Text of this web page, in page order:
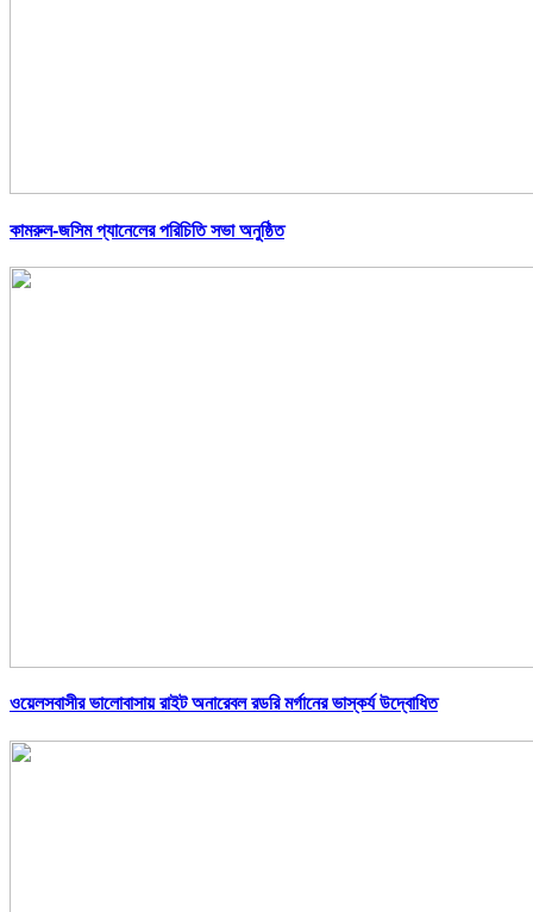
কামরুল-জসিম প্যানেলের পরিচিতি সভা অনুষ্ঠিত
ওয়েলসবাসীর ভালোবাসায় রাইট অনারেবল রডরি মর্গানের ভাস্কর্য উদ্বোধিত